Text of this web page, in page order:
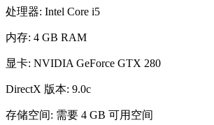
处理器: Intel Core i5
内存: 4 GB RAM
显卡: NVIDIA GeForce GTX 280
DirectX 版本: 9.0c
存储空间: 需要 4 GB 可用空间